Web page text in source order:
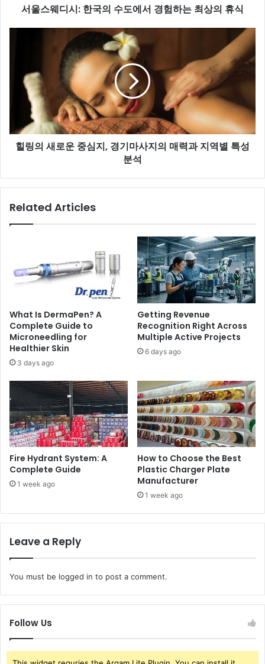
서울스웨디시: 한국의 수도에서 경험하는 최상의 휴식
힐링의 새로운 중심지, 경기마사지의 매력과 지역별 특성
분석
Related Articles
What Is DermaPen? A
Complete Guide to
Microneedling for
Healthier Skin
3 days ago
Getting Revenue
Recognition Right Across
Multiple Active Projects
6 days ago
Fire Hydrant System: A
Complete Guide
1 week ago
How to Choose the Best
Plastic Charger Plate
Manufacturer
1 week ago
Leave a Reply
You must be logged in to post a comment.
Follow Us